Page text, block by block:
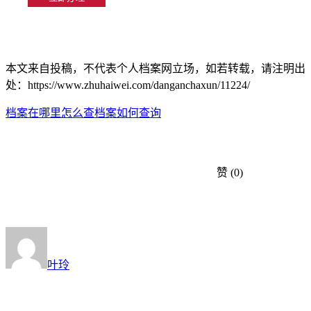
本文来自投稿，不代表个人档案网立场，如若转载，请注明出
处：https://www.zhuhaiwei.com/danganchaxun/11224/
档案在哪里怎么查档案如何查询
赞 (0)
叶玲